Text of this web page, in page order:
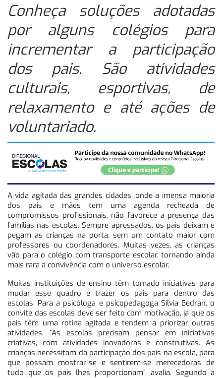
Conheça soluções adotadas
por alguns colégios para
incrementar a participação
dos pais. São atividades
culturais, esportivas, de
relaxamento e até ações de
voluntariado.
A vida agitada das grandes cidades, onde a imensa maioria
dos pais e mães tem uma agenda recheada de
compromissos profissionais, não favorece a presença das
famílias nas escolas. Sempre apressados, os pais deixam e
pegam as crianças na porta, sem um contato maior com
professores ou coordenadores. Muitas vezes, as crianças
vão para o colégio com transporte escolar, tornando ainda
mais rara a convivência com o universo escolar.
Muitas instituições de ensino têm tomado iniciativas para
mudar esse quadro e trazer os pais para dentro das
escolas. Para a psicóloga e psicopedagoga Silvia Bedran, o
convite das escolas deve ser feito com motivação, já que os
pais têm uma rotina agitada e tendem a priorizar outras
atividades. “As escolas precisam pensar em iniciativas
criativas, com atividades inovadoras e construtivas. As
crianças necessitam da participação dos pais na escola, para
que possam mostrar-se e sentirem-se merecedoras de
tudo que os pais lhes proporcionam”, avalia. Segundo a